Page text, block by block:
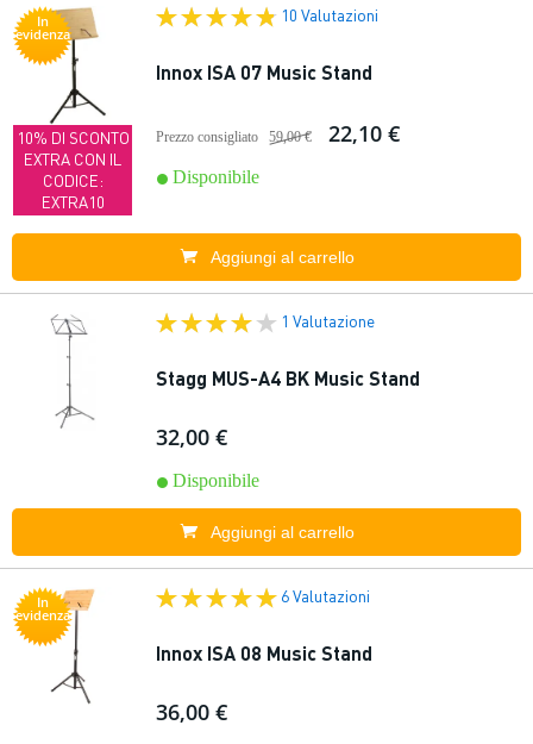
In
evidenza
10% DI SCONTO
EXTRA CON IL
CODICE:
EXTRA10
10 Valutazioni
Innox ISA 07 Music Stand
Prezzo consigliato 59,00 € 22,10 €
Disponibile
Aggiungi al carrello
1 Valutazione
Stagg MUS-A4 BK Music Stand
32,00 €
Disponibile
Aggiungi al carrello
In
evidenza
6 Valutazioni
Innox ISA 08 Music Stand
36,00 €